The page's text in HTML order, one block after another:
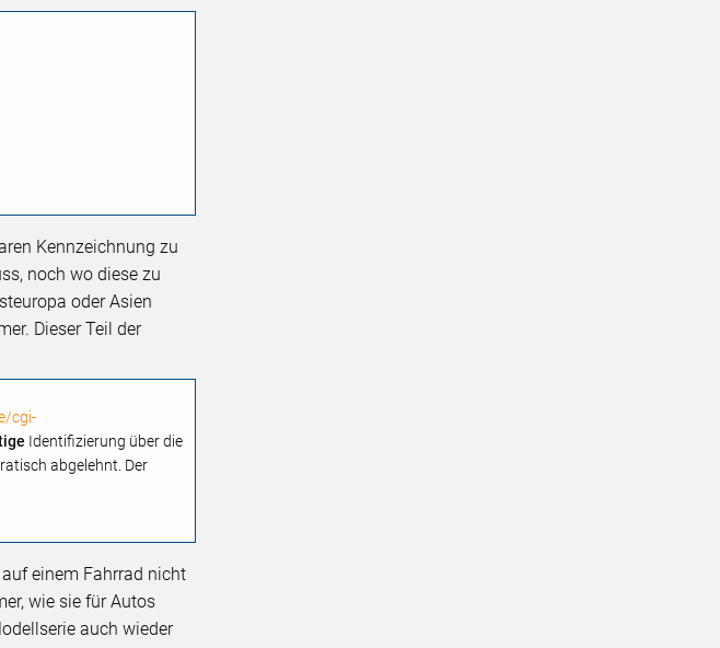
Kennzeichnung zu
noch wo diese zu
oder Asien
Dieser Teil der
cgi-
Identifizierung über die
abgelehnt. Der
einem Fahrrad nicht
wie sie für Autos
auch wieder